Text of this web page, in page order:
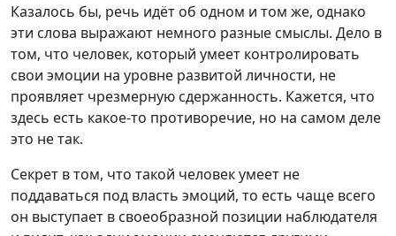
Казалось бы, речь идёт об одном и том же, однако
эти слова выражают немного разные смыслы. Дело в
том, что человек, который умеет контролировать
свои эмоции на уровне развитой личности, не
проявляет чрезмерную сдержанность. Кажется, что
здесь есть какое-то противоречие, но на самом деле
это не так.
Секрет в том, что такой человек умеет не
поддаваться под власть эмоций, то есть чаще всего
он выступает в своеобразной позиции наблюдателя